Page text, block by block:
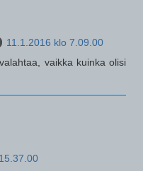
11.1.2016 klo 7.09.00
vaikka kuinka olisi